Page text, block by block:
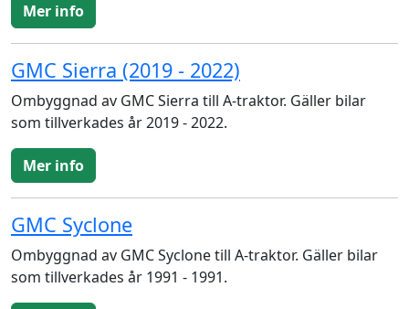
Mer info
GMC Sierra (2019 - 2022)
Ombyggnad av GMC Sierra till A-traktor. Gäller bilar
som tillverkades år 2019 - 2022.
Mer info
GMC Syclone
Ombyggnad av GMC Syclone till A-traktor. Gäller bilar
som tillverkades år 1991 - 1991.